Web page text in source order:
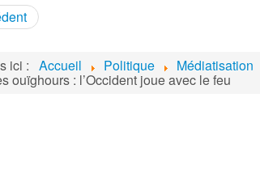
ici : Accueil Politique Médiatisation
ouïghours : l’Occident joue avec le feu